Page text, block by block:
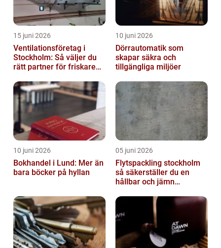
15 juni 2026
Ventilationsföretag i
Stockholm: Så väljer du
rätt partner för friskare
10 juni 2026
Dörrautomatik som
skapar säkra och
tillgängliga miljöer
10 juni 2026
Bokhandel i Lund: Mer än
bara böcker på hyllan
05 juni 2026
Flytspackling stockholm
så säkerställer du en
hållbar och jämn